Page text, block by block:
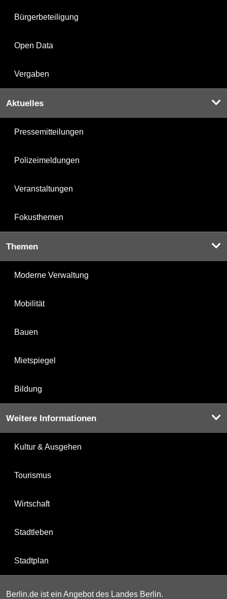
Bürgerbeteiligung
Open Data
Vergaben
Aktuelles
Pressemitteilungen
Polizeimeldungen
Veranstaltungen
Fokusthemen
Themen
Moderne Verwaltung
Mobilität
Bauen
Mietspiegel
Bildung
Weitere Informationen
Kultur & Ausgehen
Tourismus
Wirtschaft
Stadtleben
Stadtplan
Berlin.de ist ein Angebot des Landes Berlin.